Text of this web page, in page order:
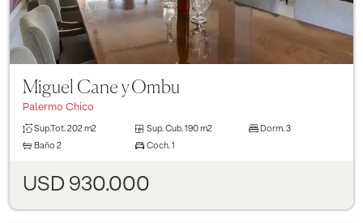
Miguel Cane y Ombu
Palermo Chico
Sup.Tot. 202 m2 Sup. Cub. 190 m2 Dorm. 3
Baño 2 Coch. 1
USD 930.000